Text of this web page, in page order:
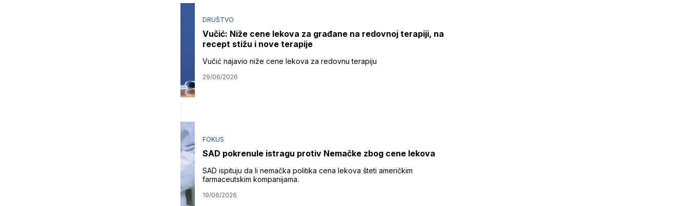
DRUŠTVO
Vučić: Niže cene lekova za građane na redovnoj terapiji, na
recept stižu i nove terapije
Vučić najavio niže cene lekova za redovnu terapiju
29/06/2026
FOKUS
SAD pokrenule istragu protiv Nemačke zbog cene lekova
SAD ispituju da li nemačka politika cena lekova šteti američkim
farmaceutskim kompanijama.
19/06/2026